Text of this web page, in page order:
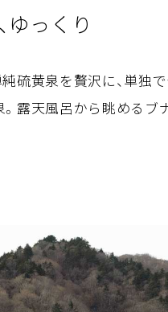
っくり
黄泉を贅沢に、単独で
露天風呂から眺めるブ